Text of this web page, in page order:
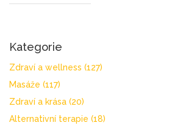
Kategorie
Zdraví a wellness (127)
Masáže (117)
Zdraví a krása (20)
Alternativní terapie (18)